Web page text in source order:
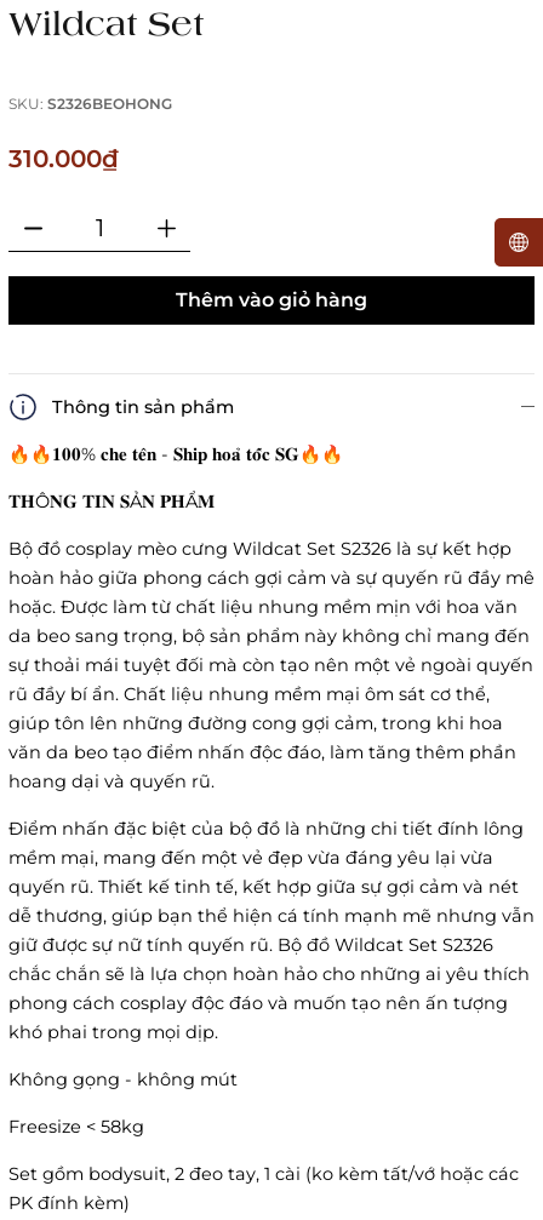
Wildcat Set
SKU: S2326BEOHONG
310.000₫
Thêm vào giỏ hàng
Thông tin sản phẩm
🔥🔥𝟏𝟎𝟎% 𝐜𝐡𝐞 𝐭𝐞̂𝐧 - 𝐒𝐡𝐢𝐩 𝐡𝐨𝐚̉ 𝐭𝐨̂́𝐜 𝐒𝐆🔥🔥
𝐓𝐇Ô𝐍𝐆 𝐓𝐈𝐍 𝐒Ả𝐍 𝐏𝐇Ẩ𝐌
Bộ đồ cosplay mèo cưng Wildcat Set S2326 là sự kết hợp
hoàn hảo giữa phong cách gợi cảm và sự quyến rũ đầy mê
hoặc. Được làm từ chất liệu nhung mềm mịn với hoa văn
da beo sang trọng, bộ sản phẩm này không chỉ mang đến
sự thoải mái tuyệt đối mà còn tạo nên một vẻ ngoài quyến
rũ đầy bí ẩn. Chất liệu nhung mềm mại ôm sát cơ thể,
giúp tôn lên những đường cong gợi cảm, trong khi hoa
văn da beo tạo điểm nhấn độc đáo, làm tăng thêm phần
hoang dại và quyến rũ.
Điểm nhấn đặc biệt của bộ đồ là những chi tiết đính lông
mềm mại, mang đến một vẻ đẹp vừa đáng yêu lại vừa
quyến rũ. Thiết kế tinh tế, kết hợp giữa sự gợi cảm và nét
dễ thương, giúp bạn thể hiện cá tính mạnh mẽ nhưng vẫn
giữ được sự nữ tính quyến rũ. Bộ đồ Wildcat Set S2326
chắc chắn sẽ là lựa chọn hoàn hảo cho những ai yêu thích
phong cách cosplay độc đáo và muốn tạo nên ấn tượng
khó phai trong mọi dịp.
Không gọng - không mút
Freesize < 58kg
Set gồm bodysuit, 2 đeo tay, 1 cài (ko kèm tất/vớ hoặc các
PK đính kèm)